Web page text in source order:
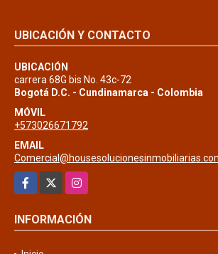
UBICACIÓN
carrera 68G bis No. 43c-72
Bogotá D.C. - Cundinamarca - Colombia
MÓVIL
+573026671792
EMAIL
Comercial@housesolucionesinmobiliarias.com
Facebook
X Instagram